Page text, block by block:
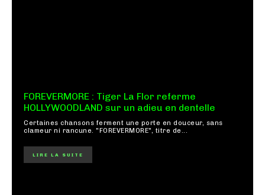
FOREVERMORE : Tiger La Flor referme
HOLLYWOODLAND sur un adieu en dentelle
Certaines chansons ferment une porte en douceur, sans
clameur ni rancune. "FOREVERMORE", titre de...
LIRE LA SUITE